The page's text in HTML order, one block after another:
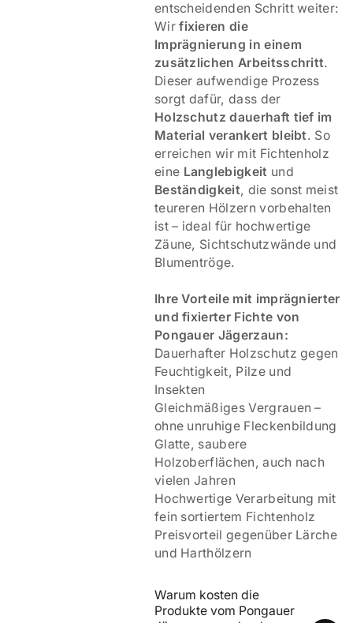
entscheidenden Schritt weiter:
Wirfixieren die
Imprägnierung in einem
zusätzlichen Arbeitsschritt.
Dieser aufwendige Prozess
sorgt dafür, dass der
Holzschutz dauerhaft tief im
Material verankert bleibt. So
erreichen wir mit Fichtenholz
eine Langlebigkeit und
Beständigkeit, die sonst meist
teureren Hölzern vorbehalten
ist – ideal für hochwertige
Zäune, Sichtschutzwände und
Blumentröge.
Ihre Vorteile mit imprägnierter
und fixierter Fichte von
Pongauer Jägerzaun:
Dauerhafter Holzschutz gegen
Feuchtigkeit, Pilze und
Insekten
Gleichmäßiges Vergrauen –
ohne unruhige Fleckenbildung
Glatte, saubere
Holzoberflächen, auch nach
vielen Jahren
Hochwertige Verarbeitung mit
fein sortiertem Fichtenholz
Preisvorteil gegenüber Lärche
und Harthölzern
Warum kosten die
Produkte vom Pongauer